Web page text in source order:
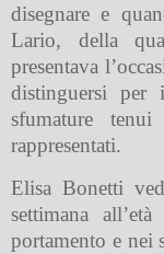
disegnare e
Lario, della
presentava
distinguersi
sfumature
rappresentati.
Elisa Bonetti
settimana
portamento e nei